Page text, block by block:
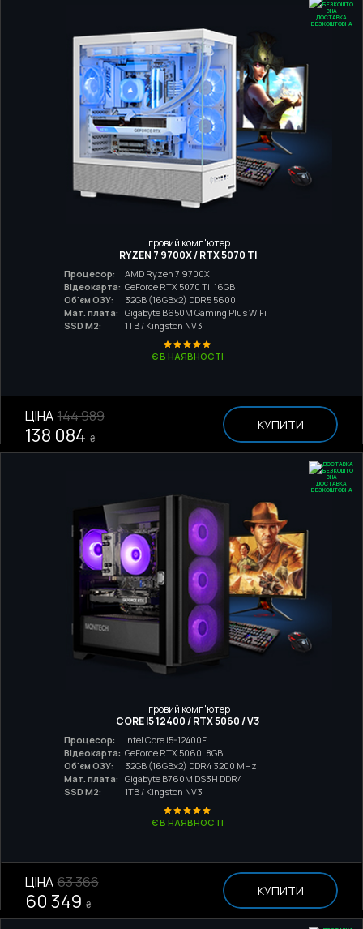
ДОСТАВКА
БЕЗКОШТОВНА
Ігровий комп'ютер
RYZEN 7 9700X / RTX 5070 TI
Процесор:
AMD Ryzen 7 9700X
Відеокарта: GeForce RTX 5070 Ti, 16GB
Об'єм ОЗУ:
32GB (16GBx2) DDR5 5600
Мат. плата:
Gigabyte B650M Gaming Plus WiFi
SSD M2:
1TB / Kingston NV3
Є В НАЯВНОСТІ
ЦІНА 144 989
138 084 ₴
КУПИТИ
ДОСТАВКА
БЕЗКОШТОВНА
Ігровий комп'ютер
CORE I5 12400 / RTX 5060 / V3
Процесор:
Intel Core i5-12400F
Відеокарта: GeForce RTX 5060, 8GB
Об'єм ОЗУ:
32GB (16GBx2) DDR4 3200 MHz
Мат. плата:
Gigabyte B760M DS3H DDR4
SSD M2:
1TB / Kingston NV3
Є В НАЯВНОСТІ
ЦІНА 63 366
60 349 ₴
КУПИТИ